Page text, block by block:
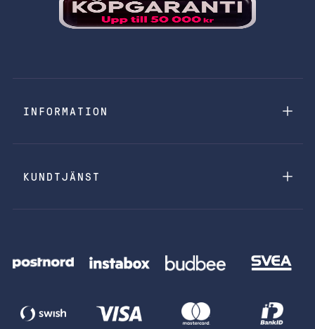
INFORMATION
KUNDTJÄNST